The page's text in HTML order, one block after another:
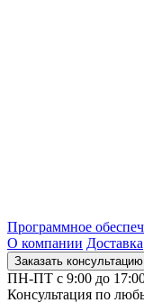
Программное
О компании Доставка
Заказать консультацию
ПН-ПТ с 9:00 до
Консультация по